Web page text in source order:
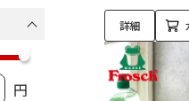
詳細
円